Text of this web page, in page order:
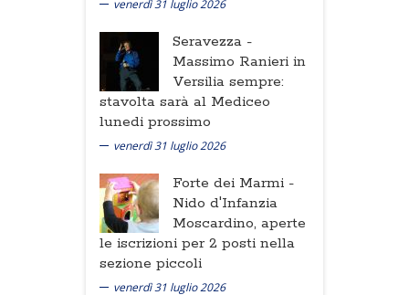
venerdì 31 luglio 2026
Seravezza -
Massimo Ranieri in
Versilia sempre:
stavolta sarà al Mediceo
lunedi prossimo
venerdì 31 luglio 2026
Forte dei Marmi -
Nido d'Infanzia
Moscardino, aperte
le iscrizioni per 2 posti nella
sezione piccoli
venerdì 31 luglio 2026